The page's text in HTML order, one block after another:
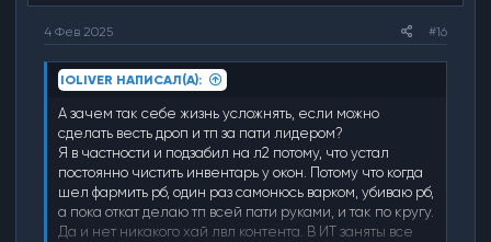
4 Фев 2025 #16
IOLIVER НАПИСАЛ(А):
А зачем так себе жизнь усложнять, если можно
сделать весть дроп и тп за пати лидером?
Я в частности и подзабил на л2 потому, что устал
постоянно чистить инвентарь у окон. Потому что когда
шел фармить рб, один раз самонюсь варком, убиваю рб,
а пока откат делаю тп всей пати руками, и так по кругу.
Да и нет никакого хай лвл контента. В ИТ заняты все